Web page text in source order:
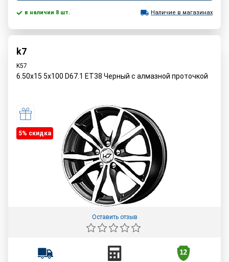
в наличии 8 шт. Наличие в магазинах
k7
K57
6.50x15 5x100 D67.1 ET38 Черный с алмазной проточкой
5% cкидка
Оставить отзыв